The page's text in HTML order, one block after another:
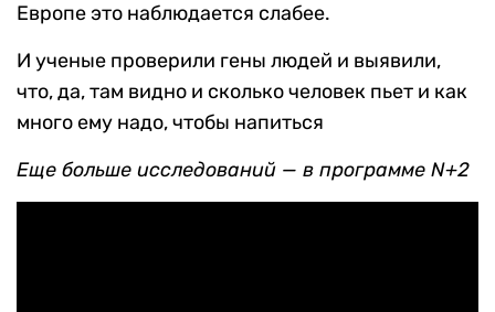
Европе это наблюдается слабее.
И ученые проверили гены людей и выявили,
что, да, там видно и сколько человек пьет и как
много ему надо, чтобы напиться
Еще больше исследований — в программе N+2